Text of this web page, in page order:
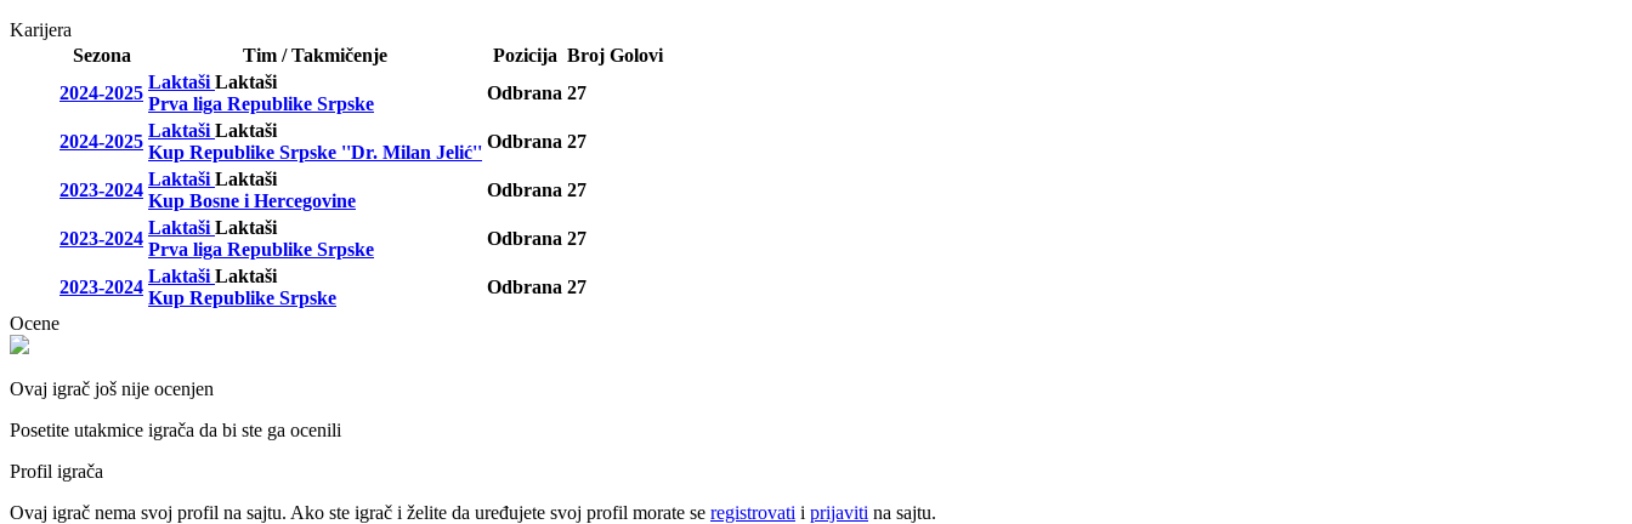
Karijera
Sezona
Tim / Takmičenje Pozicija Broj Golovi
2024-2025
Laktaši Laktaši
Prva liga Republike Srpske
Odbrana 27
2024-2025
Laktaši Laktaši
Kup Republike Srpske ''Dr. Milan Jelić''
Odbrana 27
2023-2024
Laktaši Laktaši
Kup Bosne i Hercegovine
Odbrana 27
2023-2024
Laktaši Laktaši
Prva liga Republike Srpske
Odbrana 27
2023-2024
Laktaši Laktaši
Kup Republike Srpske
Odbrana 27
Ocene
Ovaj igrač još nije ocenjen
Posetite utakmice igrača da bi ste ga ocenili
Profil igrača
Ovaj igrač nema svoj profil na sajtu. Ako ste igrač i želite da uređujete svoj profil morate se registrovati i prijaviti na sajtu.